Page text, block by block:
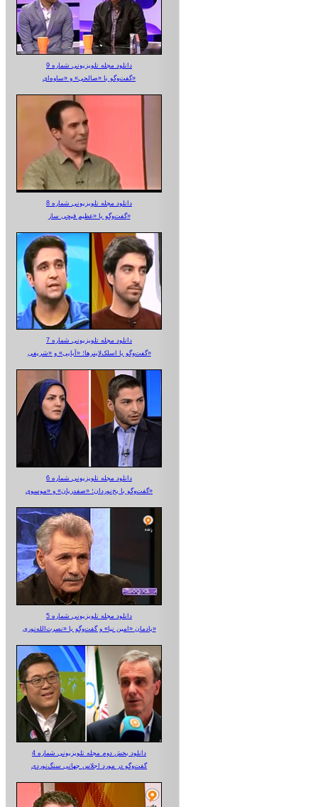
دانلود مجله تلویزیونی شماره 9
گفت‌وگو با «صالحی» و «ساوه‌ای»
دانلود مجله تلویزیونی شماره 8
گفت‌وگو با «عظیم قیچی ساز»
دانلود مجله تلویزیونی شماره 7
گفت‌وگو با اسلک‌لاینرها؛ «آبایی» و «شریفی»
دانلود مجله تلویزیونی شماره 6
گفت‌وگو با یخ‌نوردان؛ «صفدریان» و «موسوی»
دانلود مجله تلویزیونی شماره 5
یادمان «امین نیا» و گفت‌وگو با «نصرت‌الله‌نوری»
دانلود بخش دوم مجله تلویزیونی شماره 4
گفت‌وگو در مورد اجلاس جهانی سنگ‌نوردی